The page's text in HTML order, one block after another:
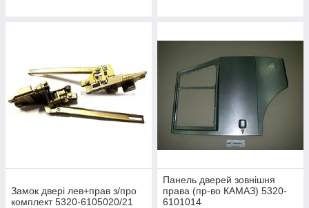
Замок двері лев+прав з/про
комплект 5320-6105020/21
Панель дверей зовнішня
права (пр-во КАМАЗ) 5320-
6101014